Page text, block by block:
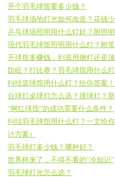
开个羽毛球馆要多少钱？
羽毛球场地灯光如何改造？花钱
乒乓球场照明用什么灯好？附照
现代羽毛球馆照明用什么灯？附
开球馆多赚钱，到底用侧灯还是顶
防眩？打比赛？羽毛球馆用什么灯
纠结篮球馆用什么灯？给你答案
台球灯桌球灯怎么选？撞球灯？
“网红球馆”的成功需要什么条件？
纠结羽毛球馆用什么灯？一文给
计方案）
羽毛球灯多少钱？哪种好？
世界杯来了，不得不看的“冷知识”
羽毛球灯光怎么选？